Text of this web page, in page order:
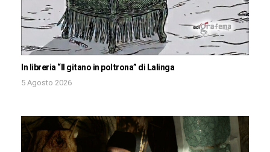
In libreria “Il gitano in poltrona” di Lalinga
5 Agosto 2026